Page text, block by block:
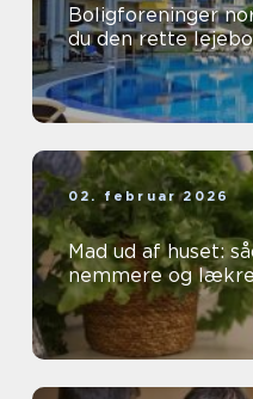
Boligforeninger
du den rette
02. februar 2026
Mad ud af huset:
nemmere og